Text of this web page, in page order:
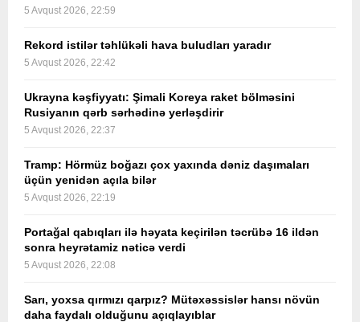
5 Avqust 2026, 22:59
Rekord istilər təhlükəli hava buludları yaradır
5 Avqust 2026, 22:42
Ukrayna kəşfiyyatı: Şimali Koreya raket bölməsini
Rusiyanın qərb sərhədinə yerləşdirir
5 Avqust 2026, 22:37
Tramp: Hörmüz boğazı çox yaxında dəniz daşımaları
üçün yenidən açıla bilər
5 Avqust 2026, 22:19
Portağal qabıqları ilə həyata keçirilən təcrübə 16 ildən
sonra heyrətamiz nəticə verdi
5 Avqust 2026, 22:08
Sarı, yoxsa qırmızı qarpız? Mütəxəssislər hansı növün
daha faydalı olduğunu açıqlayıblar